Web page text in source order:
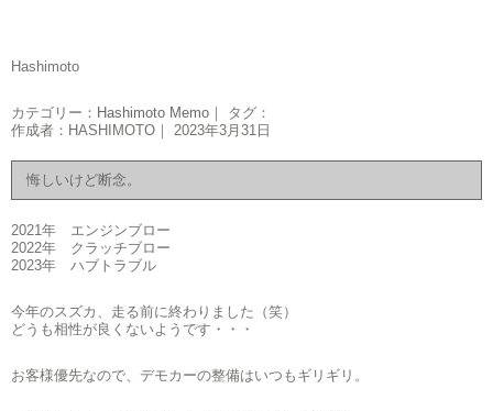
Hashimoto
カテゴリー： Hashimoto Memo ｜ タグ：
作成者：HASHIMOTO｜ 2023年3月31日
悔しいけど断念。
2021年 エンジンブロー
2022年 クラッチブロー
2023年 ハブトラブル
今年のスズカ、走る前に終わりました（笑）
どうも相性が良くないようです・・・
お客様優先なので、デモカーの整備はいつもギリギリ。